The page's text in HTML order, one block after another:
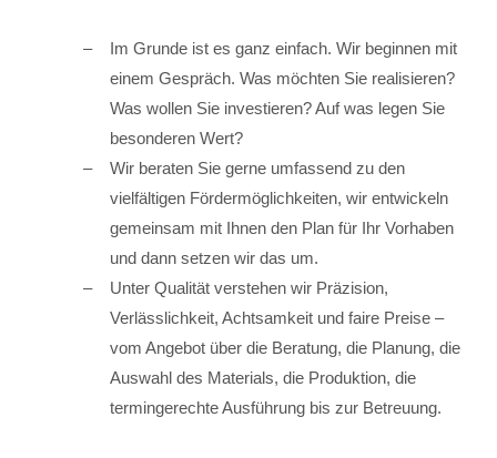
Im Grunde ist es ganz einfach. Wir beginnen mit
einem Gespräch. Was möchten Sie realisieren?
Was wollen Sie investieren? Auf was legen Sie
besonderen Wert?
Wir beraten Sie gerne umfassend zu den
vielfältigen Fördermöglichkeiten, wir entwickeln
gemeinsam mit Ihnen den Plan für Ihr Vorhaben
und dann setzen wir das um.
Unter Qualität verstehen wir Präzision,
Verlässlichkeit, Achtsamkeit und faire Preise –
vom Angebot über die Beratung, die Planung, die
Auswahl des Materials, die Produktion, die
termingerechte Ausführung bis zur Betreuung.